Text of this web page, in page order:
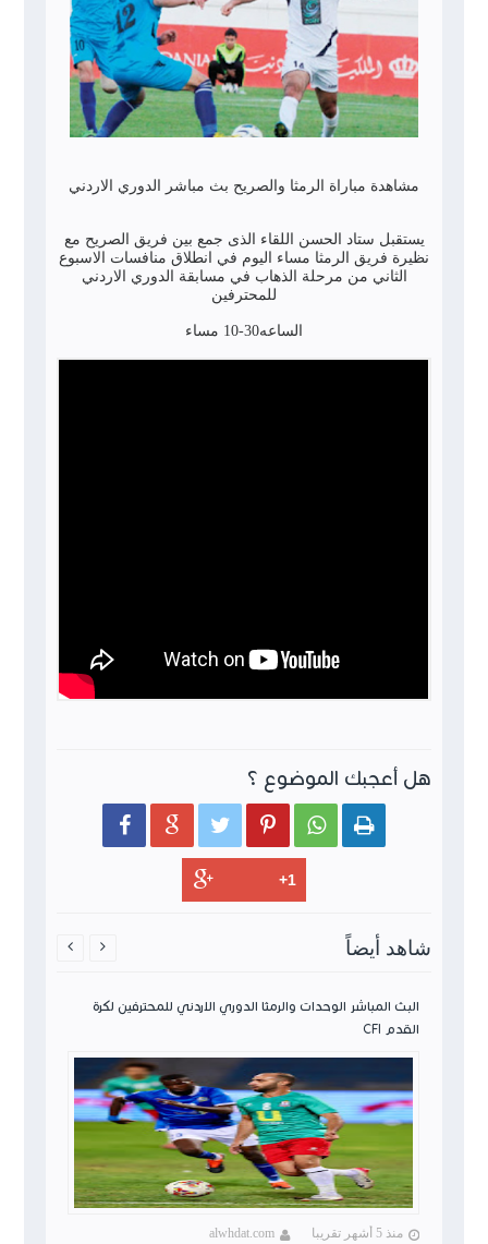
مشاهدة مباراة الرمثا والصريح بث مباشر الدوري الاردني
يستقبل ستاد الحسن اللقاء الذى جمع بين فريق الصريح مع
نظيرة فريق الرمثا مساء اليوم في انطلاق منافسات الاسبوع
الثاني من مرحلة الذهاب في مسابقة الدوري الاردني
للمحترفين
الساعه30-10 مساء
هل أعجبك الموضوع ؟
     
شاهد أيضاً
البث المباشر الوحدات والرمثا الدوري الاردني للمحترفين لكرة
القدم CFI
منذ 5 أشهر تقريبا alwhdat.com
 